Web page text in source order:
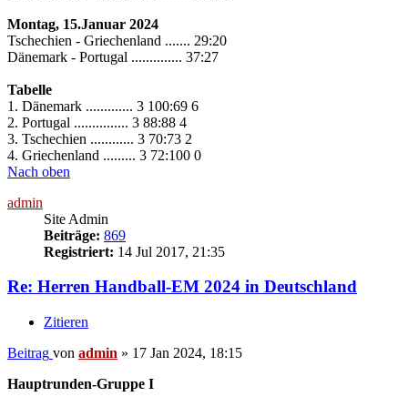
Montag, 15.Januar 2024
Tschechien - Griechenland ....... 29:20
Dänemark - Portugal .............. 37:27
Tabelle
1. Dänemark ............. 3 100:69 6
2. Portugal ............... 3 88:88 4
3. Tschechien ............ 3 70:73 2
4. Griechenland ......... 3 72:100 0
Nach oben
admin
Site Admin
Beiträge: 869
Registriert: 14 Jul 2017, 21:35
Re: Herren Handball-EM 2024 in Deutschland
Zitieren
Beitrag von admin » 17 Jan 2024, 18:15
Hauptrunden-Gruppe I